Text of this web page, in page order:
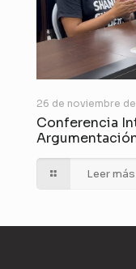
26 de noviembre
Conferencia
Leer más